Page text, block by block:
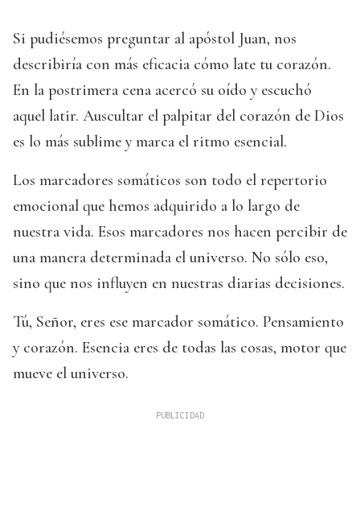
Si pudiésemos preguntar al apóstol Juan, nos
describiría con más eficacia cómo late tu corazón.
En la postrimera cena acercó su oído y escuchó
aquel latir. Auscultar el palpitar del corazón de Dios
es lo más sublime y marca el ritmo esencial.
Los marcadores somáticos son todo el repertorio
emocional que hemos adquirido a lo largo de
nuestra vida. Esos marcadores nos hacen percibir de
una manera determinada el universo. No sólo eso,
sino que nos influyen en nuestras diarias decisiones.
Tú, Señor, eres ese marcador somático. Pensamiento
y corazón. Esencia eres de todas las cosas, motor que
mueve el universo.